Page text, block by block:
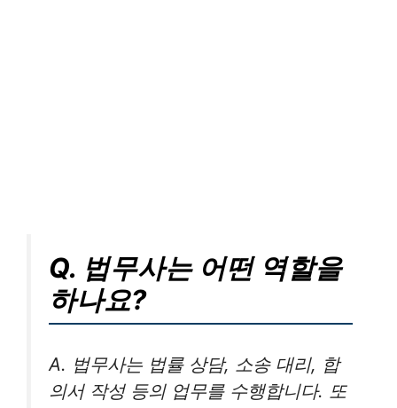
Q. 법무사는 어떤 역할을
하나요?
A. 법무사는 법률 상담, 소송 대리, 합
의서 작성 등의 업무를 수행합니다. 또